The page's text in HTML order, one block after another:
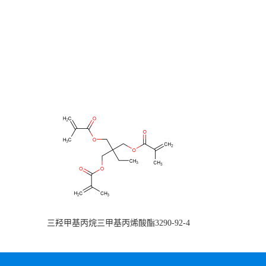
三羟甲基丙烷三甲基丙烯酸酯3290-92-4